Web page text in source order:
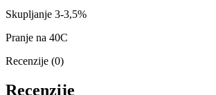
Skupljanje 3-3,5%
Pranje na 40C
Recenzije (0)
Recenzije